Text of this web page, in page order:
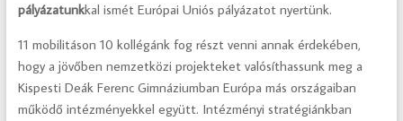
pályázatunkkal ismét Európai Uniós pályázatot nyertünk.
11 mobilitáson 10 kollégánk fog részt venni annak érdekében,
hogy a jövőben nemzetközi projekteket valósíthassunk meg a
Kispesti Deák Ferenc Gimnáziumban Európa más országaiban
működő intézményekkel együtt. Intézményi stratégiánkban